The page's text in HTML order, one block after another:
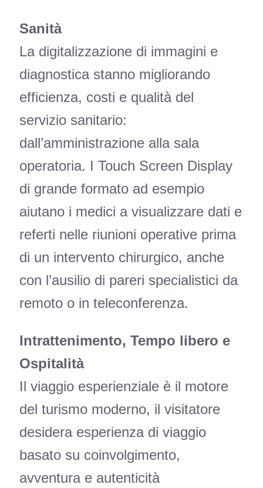
Sanità
La digitalizzazione di immagini e
diagnostica stanno migliorando
efficienza, costi e qualità del
servizio sanitario:
dall’amministrazione alla sala
operatoria. I Touch Screen Display
di grande formato ad esempio
aiutano i medici a visualizzare dati e
referti nelle riunioni operative prima
di un intervento chirurgico, anche
con l’ausilio di pareri specialistici da
remoto o in teleconferenza.
Intrattenimento, Tempo libero e
Ospitalità
Il viaggio esperienziale è il motore
del turismo moderno, il visitatore
desidera esperienza di viaggio
basato su coinvolgimento,
avventura e autenticità